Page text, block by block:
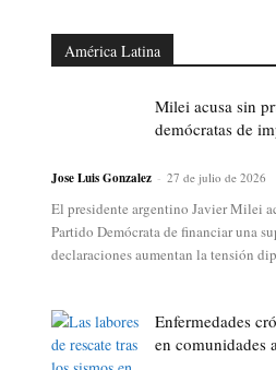
América Latina
Milei acusa sin
demócratas de
Jose Luis Gonzalez - 27 de julio de 2026
El presidente argentino Javier Milei
Partido Demócrata de financiar una
declaraciones aumentan la tensión
Enfermedades
en comunidades